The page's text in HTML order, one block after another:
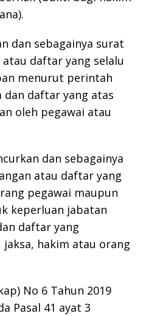
dan sebagainya surat
daftar yang selalu
menurut perintah
dan daftar yang atas
oleh pegawai atau
dan sebagainya
atau daftar yang
pegawai maupun
keperluan jabatan
daftar yang
hakim atau orang
No 6 Tahun 2019
Pasal 41 ayat 3